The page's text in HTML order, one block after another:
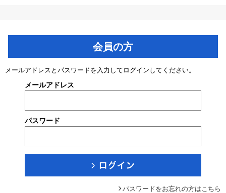
会員の方
メールアドレスとパスワードを入力してログインしてください。
メールアドレス
パスワード
パスワードをお忘れの方はこちら